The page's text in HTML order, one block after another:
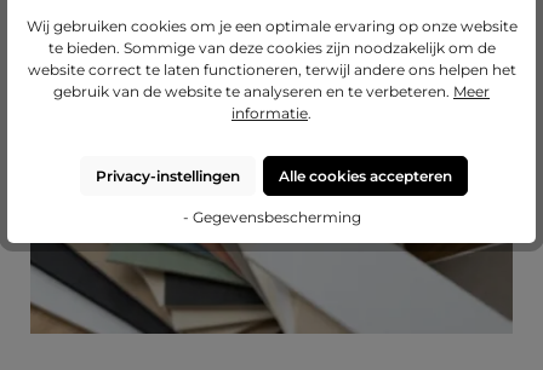
Passend passe-partout?
Breid uw lijst uit met een hoogwaardig passe-
partout van Mijnlievelingslijst.
Wij gebruiken cookies om je een optimale ervaring op onze website
te bieden. Sommige van deze cookies zijn noodzakelijk om de
website correct te laten functioneren, terwijl andere ons helpen het
gebruik van de website te analyseren en te verbeteren. Meer
informatie.
Privacy-instellingen Alle cookies accepteren
- Gegevensbescherming